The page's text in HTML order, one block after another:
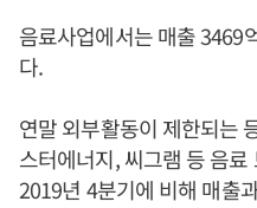
음료사업에서는 매출 3469
다.
연말 외부활동이 제한되는
스터에너지, 씨그램 등 음
2019년 4분기에 비해 매출